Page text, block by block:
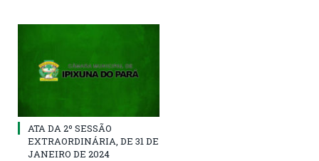
ATA DA 2º SESSÃO
EXTRAORDINÁRIA, DE 31 DE
JANEIRO DE 2024